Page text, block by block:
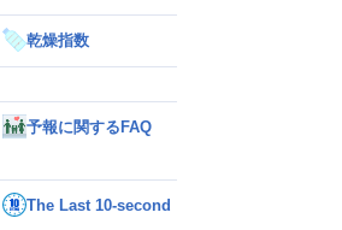
号 2026】大型で強い台風13号
奄美に最接近 暴風や大雨警戒
乾燥指数
予報に関するFAQ
The Last 10-second